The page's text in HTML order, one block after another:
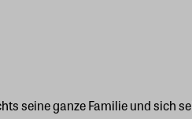
seine ganze Familie und sich